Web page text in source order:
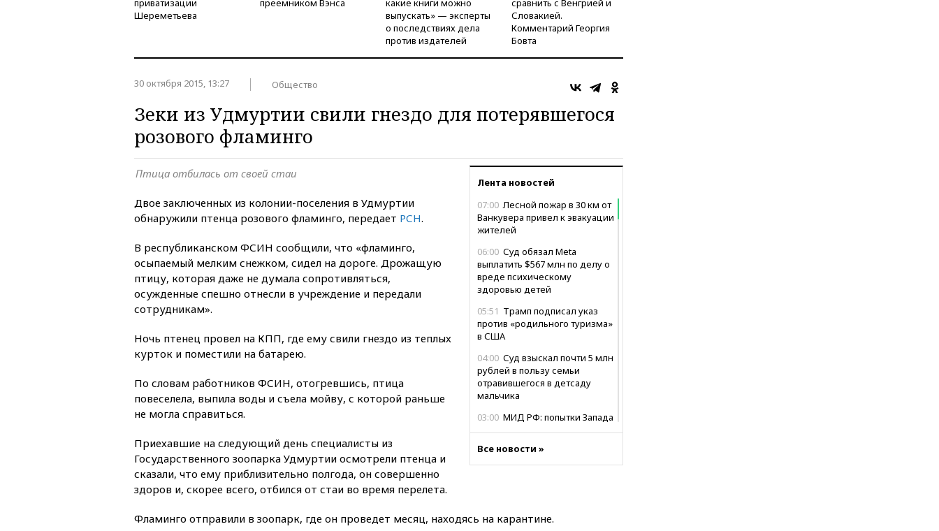
приватизации
Шереметьева
преемником Вэнса
какие книги можно
выпускать» — эксперты
о последствиях дела
против издателей
сравнить с Венгрией и
Словакией.
Комментарий Георгия
Бовта
30 октября 2015, 13:27 Общество
Зеки из Удмуртии свили гнездо для потерявшегося
розового фламинго
Лента новостей
07:00 Лесной пожар в 30 км от
Ванкувера привел к эвакуации
жителей
06:00 Суд обязал Meta
выплатить $567 млн по делу о
вреде психическому
здоровью детей
05:51 Трамп подписал указ
против «родильного туризма»
в США
04:00 Суд взыскал почти 5 млн
рублей в пользу семьи
отравившегося в детсаду
мальчика
03:00 МИД РФ: попытки Запада
02:00Ни один водоем Англии
нуждаются в дальнобойных
Все новости »
Птица отбилась от своей стаи
Двое заключенных из колонии-поселения в Удмуртии
обнаружили птенца розового фламинго, передает РСН.
В республиканском ФСИН сообщили, что «фламинго,
осыпаемый мелким снежком, сидел на дороге. Дрожащую
птицу, которая даже не думала сопротивляться,
осужденные спешно отнесли в учреждение и передали
сотрудникам».
Ночь птенец провел на КПП, где ему свили гнездо из теплых
курток и поместили на батарею.
По словам работников ФСИН, отогревшись, птица
повеселела, выпила воды и съела мойву, с которой раньше
не могла справиться.
Приехавшие на следующий день специалисты из
Государственного зоопарка Удмуртии осмотрели птенца и
сказали, что ему приблизительно полгода, он совершенно
здоров и, скорее всего, отбился от стаи во время перелета.
Фламинго отправили в зоопарк, где он проведет месяц, находясь на карантине.